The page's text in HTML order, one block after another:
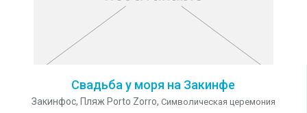
Свадьба у моря на Закинфе
Закинфос, Пляж Porto Zorro, Символическая церемония